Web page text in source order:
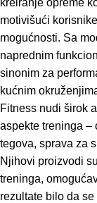
motivišući
mogućnosti. Sa
naprednim
sinonim za
kućnim
Fitness nudi širok
aspekte treninga –
tegova, sprava za
Njihovi proizvodi
treninga,
rezultate bilo da